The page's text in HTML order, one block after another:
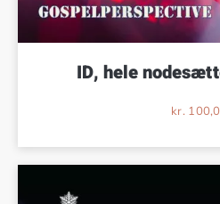
ID, hele
kr.